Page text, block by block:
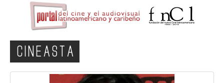
CINEASTA